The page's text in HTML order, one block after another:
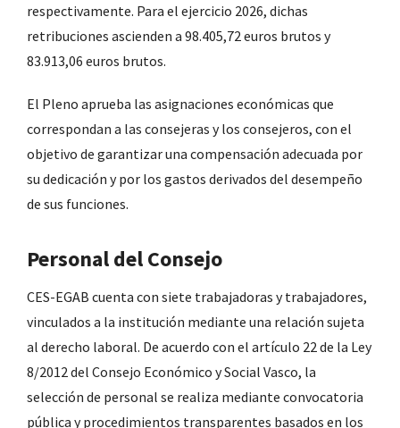
respectivamente. Para el ejercicio 2026, dichas
retribuciones ascienden a 98.405,72 euros brutos y
83.913,06 euros brutos.
El Pleno aprueba las asignaciones económicas que
correspondan a las consejeras y los consejeros, con el
objetivo de garantizar una compensación adecuada por
su dedicación y por los gastos derivados del desempeño
de sus funciones.
Personal del Consejo
CES-EGAB cuenta con siete trabajadoras y trabajadores,
vinculados a la institución mediante una relación sujeta
al derecho laboral. De acuerdo con el artículo 22 de la Ley
8/2012 del Consejo Económico y Social Vasco, la
selección de personal se realiza mediante convocatoria
pública y procedimientos transparentes basados en los